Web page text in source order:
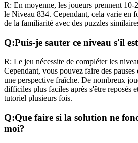
R: En moyenne, les joueurs prennent 10-
le Niveau 834. Cependant, cela varie en
de la familiarité avec des puzzles
Q:Puis-je sauter ce niveau s'il
R: Le jeu nécessite de compléter les
Cependant, vous pouvez faire des
une perspective fraîche. De nombreux
difficiles plus faciles après s'être reposés
tutoriel plusieurs fois.
Q:Que faire si la solution ne
moi?